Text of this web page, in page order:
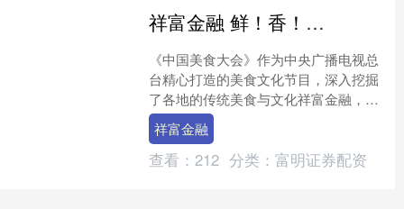
祥富金融 鲜！香！美味菜肴的点睛之笔，是它→
《中国美食大会》作为中央广播电视总
台精心打造的美食文化节目，深入挖掘
了各地的传统美食与文化祥富金融，
以“一省一辑”的叙事脉络，串联起浙江
与福建两地的味觉密码。从....
祥富金融
查看： 212 分类： 富明证券配资